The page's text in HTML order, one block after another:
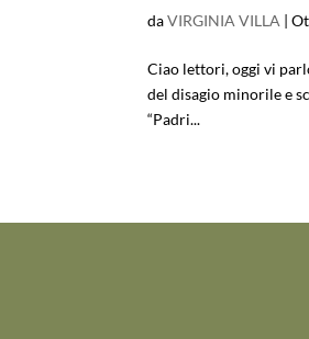
daVIRGINIA VILLA |
Ciao lettori, oggi vi
del disagio minorile e
“Padri...